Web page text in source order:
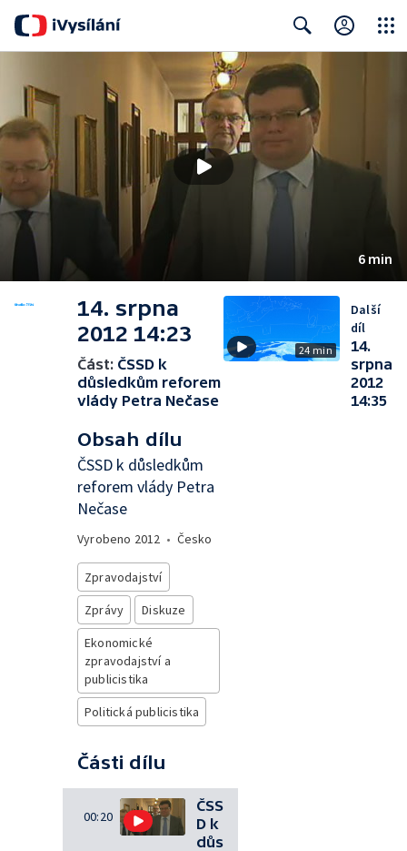
Search
6 min
14. srpna
2012 14:23
Část: ČSSD k
důsledkům reforem
vlády Petra Nečase
Obsah dílu
ČSSD k důsledkům
reforem vlády Petra
Nečase
Vyrobeno 2012 • Česko
Zpravodajství
Zprávy
Diskuze
Ekonomické
zpravodajství a
publicistika
Politická publicistika
Části dílu
00:20
ČSS
D k
důs
24 min
Další
díl
14.
srpna
2012
14:35